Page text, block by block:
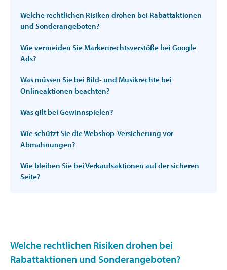
Welche rechtlichen Risiken drohen bei Rabattaktionen
und Sonderangeboten?
Wie vermeiden Sie Markenrechtsverstöße bei Google
Ads?
Was müssen Sie bei Bild- und Musikrechte bei
Onlineaktionen beachten?
Was gilt bei Gewinnspielen?
Wie schützt Sie die Webshop-Versicherung vor
Abmahnungen?
Wie bleiben Sie bei Verkaufsaktionen auf der sicheren
Seite?
Welche rechtlichen Risiken drohen bei
Rabattaktionen und Sonderangeboten?